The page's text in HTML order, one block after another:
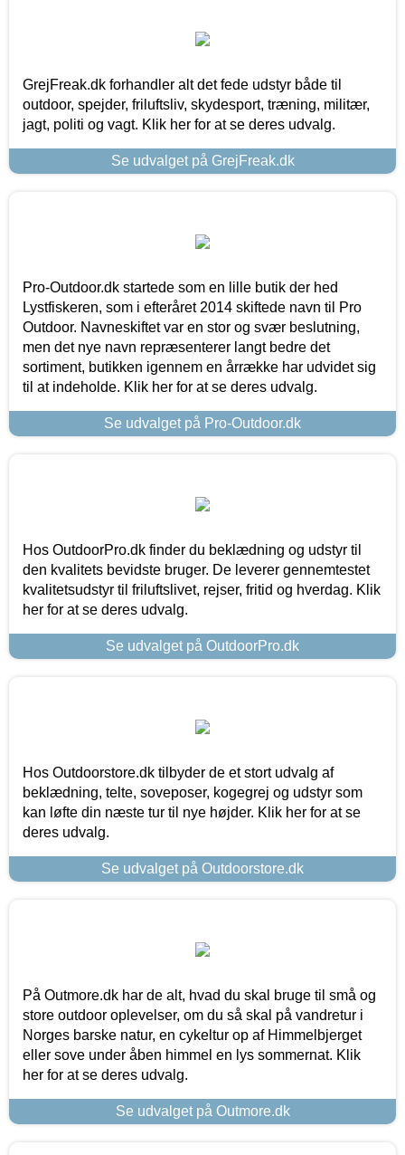
GrejFreak.dk forhandler alt det fede udstyr både til
outdoor, spejder, friluftsliv, skydesport, træning, militær,
jagt, politi og vagt. Klik her for at se deres udvalg.
Se udvalget på GrejFreak.dk
Pro-Outdoor.dk startede som en lille butik der hed
Lystfiskeren, som i efteråret 2014 skiftede navn til Pro
Outdoor. Navneskiftet var en stor og svær beslutning,
men det nye navn repræsenterer langt bedre det
sortiment, butikken igennem en årrække har udvidet sig
til at indeholde. Klik her for at se deres udvalg.
Se udvalget på Pro-Outdoor.dk
Hos OutdoorPro.dk finder du beklædning og udstyr til
den kvalitets bevidste bruger. De leverer gennemtestet
kvalitetsudstyr til friluftslivet, rejser, fritid og hverdag. Klik
her for at se deres udvalg.
Se udvalget på OutdoorPro.dk
Hos Outdoorstore.dk tilbyder de et stort udvalg af
beklædning, telte, soveposer, kogegrej og udstyr som
kan løfte din næste tur til nye højder. Klik her for at se
deres udvalg.
Se udvalget på Outdoorstore.dk
På Outmore.dk har de alt, hvad du skal bruge til små og
store outdoor oplevelser, om du så skal på vandretur i
Norges barske natur, en cykeltur op af Himmelbjerget
eller sove under åben himmel en lys sommernat. Klik
her for at se deres udvalg.
Se udvalget på Outmore.dk